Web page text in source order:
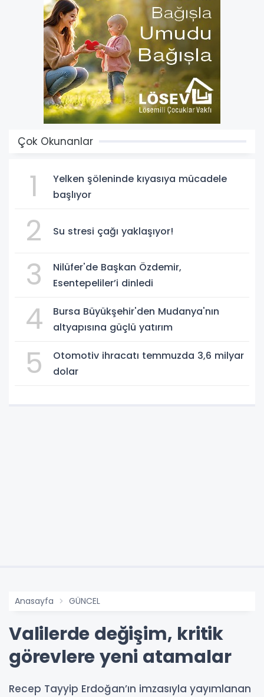
Çok Okunanlar
1
Yelken şöleninde kıyasıya mücadele
başlıyor
2 Su stresi çağı yaklaşıyor!
3
Nilüfer'de Başkan Özdemir,
Esentepeliler’i dinledi
4
Bursa Büyükşehir'den Mudanya'nın
altyapısına güçlü yatırım
5
Otomotiv ihracatı temmuzda 3,6 milyar
dolar
Anasayfa GÜNCEL
Valilerde değişim, kritik
görevlere yeni atamalar
Recep Tayyip Erdoğan’ın imzasıyla yayımlanan